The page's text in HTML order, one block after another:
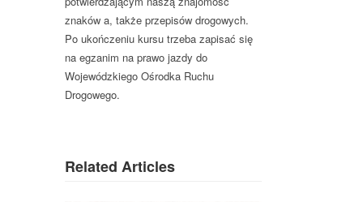
znaków a, także przepisów drogowych.
Po ukończeniu kursu trzeba zapisać się
na egzanim na prawo jazdy do
Wojewódzkiego Ośrodka Ruchu
Drogowego.
Related Articles